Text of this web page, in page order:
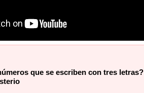
que se escriben con tres letras?